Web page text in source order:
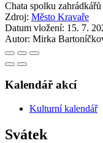
Chata spolku
Zdroj: Město Kravaře
Datum vložení: 15. 7.
Autor: Mirka
Kalendář akcí
Kulturní kalendář
Svátek